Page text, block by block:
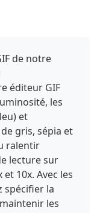
de notre
éditeur GIF
les
et
gris, sépia et
ralentir
lecture sur
10x. Avec les
spécifier la
les